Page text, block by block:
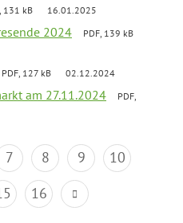
131 kB 16.01.2025
2024
PDF, 139 kB
PDF, 127 kB 02.12.2024
am 27.11.2024
PDF,
7 8 9
10
16